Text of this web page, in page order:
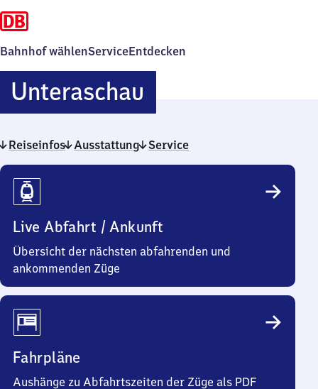
Bahnhof wählenServiceEntdecken
Unteraschau
Reiseinfos Ausstattung Service
Reiseinfos
Live Abfahrt / Ankunft
Übersicht der nächsten abfahrenden und
ankommenden Züge
Fahrpläne
Aushänge zu Abfahrtszeiten der Züge als PDF